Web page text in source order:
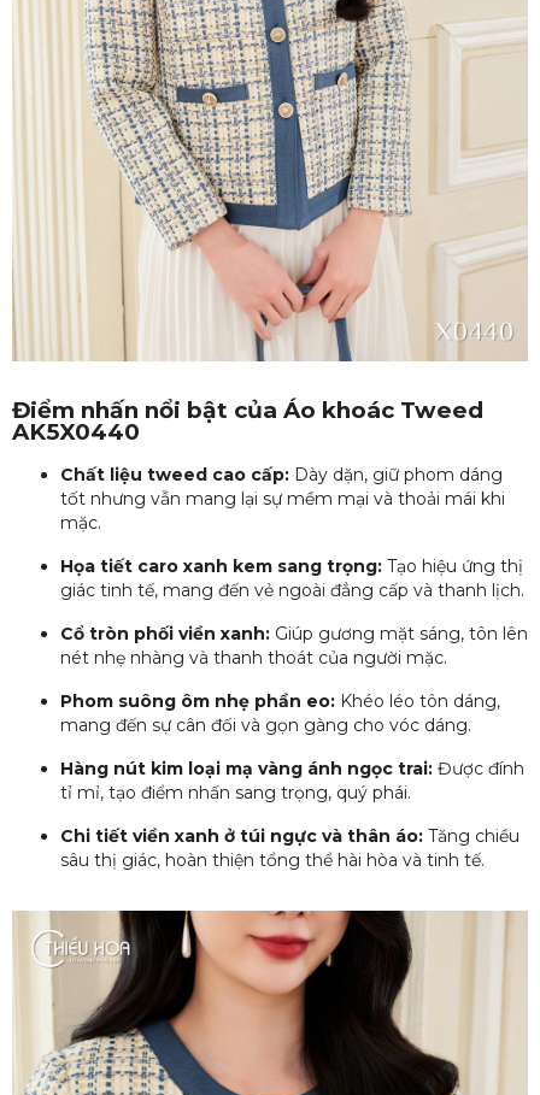
Điểm nhấn nổi bật của Áo khoác Tweed
AK5X0440
Chất liệu tweed cao cấp: Dày dặn, giữ phom dáng
tốt nhưng vẫn mang lại sự mềm mại và thoải mái khi
mặc.
Họa tiết caro xanh kem sang trọng: Tạo hiệu ứng thị
giác tinh tế, mang đến vẻ ngoài đẳng cấp và thanh lịch.
Cổ tròn phối viền xanh: Giúp gương mặt sáng, tôn lên
nét nhẹ nhàng và thanh thoát của người mặc.
Phom suông ôm nhẹ phần eo: Khéo léo tôn dáng,
mang đến sự cân đối và gọn gàng cho vóc dáng.
Hàng nút kim loại mạ vàng ánh ngọc trai: Được đính
tỉ mỉ, tạo điểm nhấn sang trọng, quý phái.
Chi tiết viền xanh ở túi ngực và thân áo: Tăng chiều
sâu thị giác, hoàn thiện tổng thể hài hòa và tinh tế.